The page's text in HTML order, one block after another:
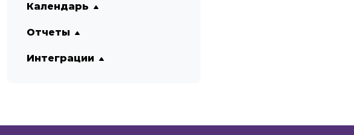
Календарь
Отчеты
Интеграции